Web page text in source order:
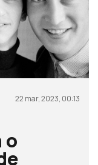
22 mar, 2023, 00:13
o